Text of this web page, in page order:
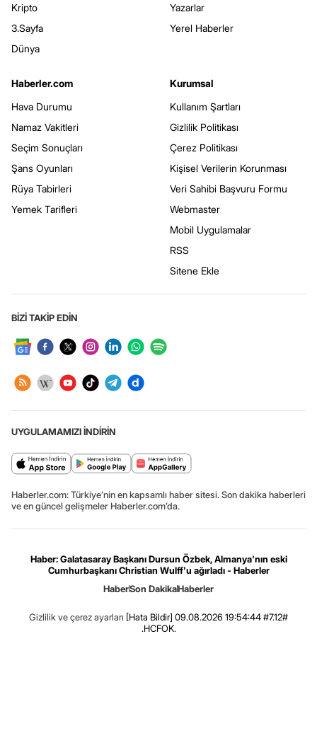
Kripto
3.Sayfa
Dünya
Yazarlar
Yerel Haberler
Haberler.com
Hava Durumu
Namaz Vakitleri
Seçim Sonuçları
Şans Oyunları
Rüya Tabirleri
Yemek Tarifleri
Kurumsal
Kullanım Şartları
Gizlilik Politikası
Çerez Politikası
Kişisel Verilerin Korunması
Veri Sahibi Başvuru Formu
Webmaster
Mobil Uygulamalar
RSS
Sitene Ekle
BİZİ TAKİP EDİN
UYGULAMAMIZI İNDİRİN
Haberler.com: Türkiye’nin en kapsamlı haber sitesi. Son dakika haberleri
ve en güncel gelişmeler Haberler.com’da.
Haber: Galatasaray Başkanı Dursun Özbek, Almanya'nın eski
Cumhurbaşkanı Christian Wulff'u ağırladı - Haberler
HaberSon DakikaHaberler
Gizlilik ve çerez ayarları [Hata Bildir] 09.08.2026 19:54:44 #7.12#
.HCFOK.